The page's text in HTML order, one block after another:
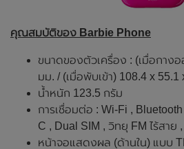
คุณสมบัติของ Barbie Phone
ขนาดของตัวเครื่อง : (เมื่อกาง
มม. / (เมื่อพับเข้า) 108.4 x 55.1
น้ำหนัก 123.5 กรัม
การเชื่อมต่อ : Wi-Fi ,
C , Dual SIM , วิทยุ FM ไร้สา
หน้าจอแสดงผล (ด้านใน) แบบ